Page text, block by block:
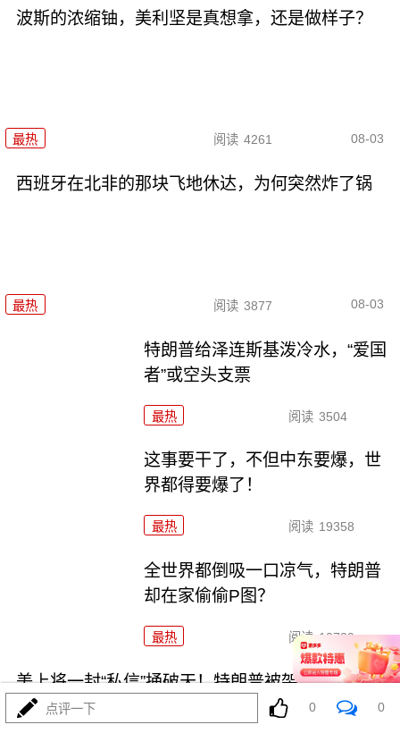
波斯的浓缩铀，美利坚是真想拿，还是做样子？
最热 阅读 4261 08-03
西班牙在北非的那块飞地休达，为何突然炸了锅
最热 阅读 3877 08-03
特朗普给泽连斯基泼冷水，“爱国
者”或空头支票
最热 阅读 3504
这事要干了，不但中东要爆，世
界都得要爆了！
最热 阅读 19358
全世界都倒吸一口凉气，特朗普
却在家偷偷P图？
最热 阅读 10729
美上将一封“私信”捅破天！特朗普被架在火上烤
点评一下 0 0